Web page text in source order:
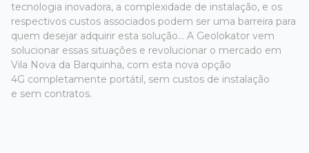
tecnologia inovadora, a complexidade de instalação, e os
respectivos custos associados podem ser uma barreira para
quem desejar adquirir esta solução... A Geolokator vem
solucionar essas situações e revolucionar o mercado em
Vila Nova da Barquinha, com esta nova opção
4G completamente portátil, sem custos de instalação
e sem contratos.